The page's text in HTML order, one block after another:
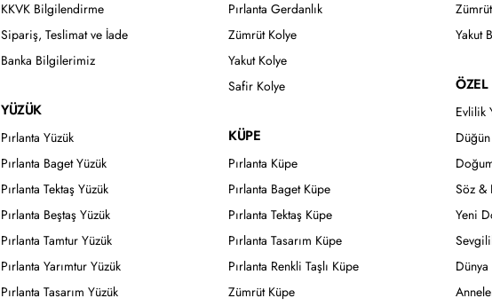
KKVK Bilgilendirme
Sipariş, Teslimat ve İade
Banka Bilgilerimiz
YÜZÜK
Pırlanta Yüzük
Pırlanta Baget Yüzük
Pırlanta Tektaş Yüzük
Pırlanta Beştaş Yüzük
Pırlanta Tamtur Yüzük
Pırlanta Yarımtur Yüzük
Pırlanta Tasarım Yüzük
Pırlanta Gerdanlık
Zümrüt Kolye
Yakut Kolye
Safir Kolye
KÜPE
Pırlanta Küpe
Pırlanta Baget Küpe
Pırlanta Tektaş Küpe
Pırlanta Tasarım Küpe
Pırlanta Renkli Taşlı Küpe
Zümrüt Küpe
Yakut
ÖZEL
Evlilik
Söz &
Yeni